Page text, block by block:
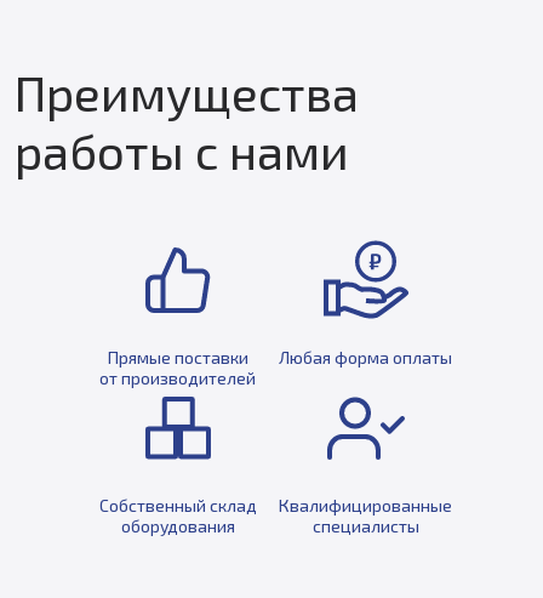
Преимущества
работы с нами
Прямые поставки
от производителей
Любая форма оплаты
Собственный склад
оборудования
Квалифицированные
специалисты